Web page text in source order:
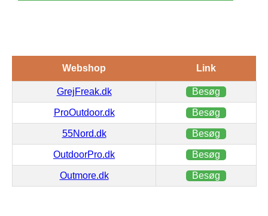
Webshop Link
GrejFreak.dk Besøg
ProOutdoor.dk Besøg
55Nord.dk Besøg
OutdoorPro.dk Besøg
Outmore.dk Besøg